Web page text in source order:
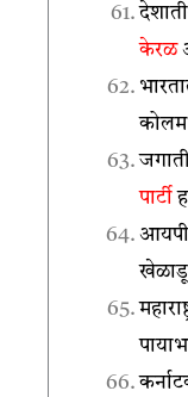
केरळ
पार्टी